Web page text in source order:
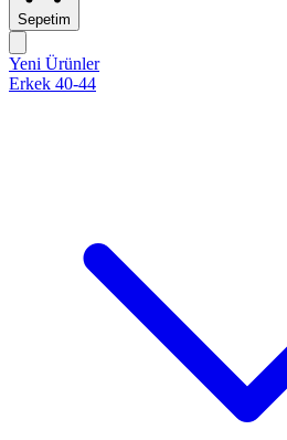
Sepetim
Yeni Ürünler
Erkek 40-44